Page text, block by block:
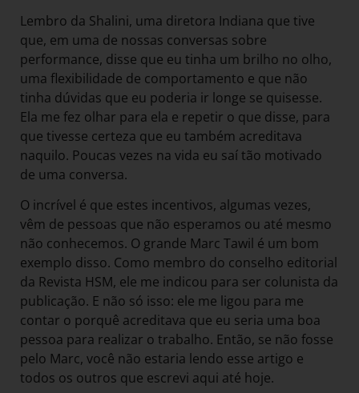
Lembro da Shalini, uma diretora Indiana que tive
que, em uma de nossas conversas sobre
performance, disse que eu tinha um brilho no olho,
uma flexibilidade de comportamento e que não
tinha dúvidas que eu poderia ir longe se quisesse.
Ela me fez olhar para ela e repetir o que disse, para
que tivesse certeza que eu também acreditava
naquilo. Poucas vezes na vida eu saí tão motivado
de uma conversa.
O incrível é que estes incentivos, algumas vezes,
vêm de pessoas que não esperamos ou até mesmo
não conhecemos. O grande Marc Tawil é um bom
exemplo disso. Como membro do conselho editorial
da Revista HSM, ele me indicou para ser colunista da
publicação. E não só isso: ele me ligou para me
contar o porquê acreditava que eu seria uma boa
pessoa para realizar o trabalho. Então, se não fosse
pelo Marc, você não estaria lendo esse artigo e
todos os outros que escrevi aqui até hoje.